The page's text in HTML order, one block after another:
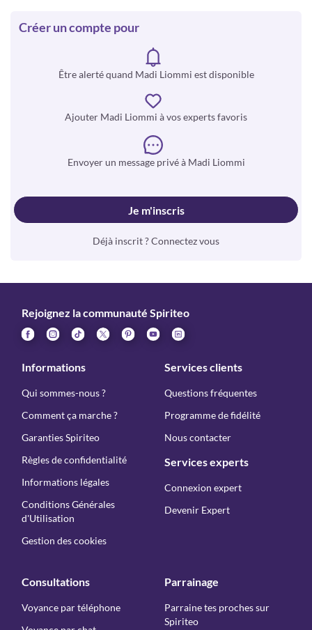
Créer un compte pour
Être alerté quand Madi Liommi est disponible
Ajouter Madi Liommi à vos experts favoris
Envoyer un message privé à Madi Liommi
Je m'inscris
Déjà inscrit ? Connectez vous
Rejoignez la communauté Spiriteo
Informations
Qui sommes-nous ?
Comment ça marche ?
Garanties Spiriteo
Règles de confidentialité
Informations légales
Conditions Générales
d'Utilisation
Gestion des cookies
Services clients
Questions fréquentes
Programme de fidélité
Nous contacter
Services experts
Connexion expert
Devenir Expert
Consultations
Voyance par téléphone
Parrainage
Parraine tes proches sur
Spiriteo